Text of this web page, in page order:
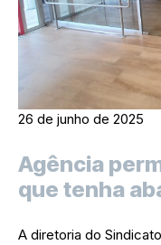
26 de junho de 2025
Agência
que tenha
A diretoria do